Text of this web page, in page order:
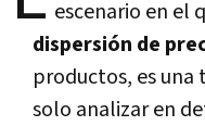
escenario en el
dispersión de
productos, es una
solo analizar en